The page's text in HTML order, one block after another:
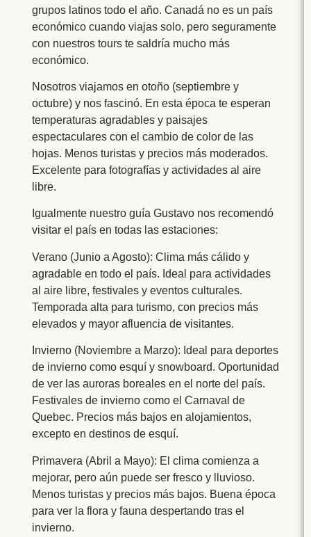
grupos latinos todo el año. Canadá no es un país
económico cuando viajas solo, pero seguramente
con nuestros tours te saldría mucho más
económico.
Nosotros viajamos en otoño (septiembre y
octubre) y nos fascinó. En esta época te esperan
temperaturas agradables y paisajes
espectaculares con el cambio de color de las
hojas. Menos turistas y precios más moderados.
Excelente para fotografías y actividades al aire
libre.
Igualmente nuestro guía Gustavo nos recomendó
visitar el país en todas las estaciones:
Verano (Junio a Agosto): Clima más cálido y
agradable en todo el país. Ideal para actividades
al aire libre, festivales y eventos culturales.
Temporada alta para turismo, con precios más
elevados y mayor afluencia de visitantes.
Invierno (Noviembre a Marzo): Ideal para deportes
de invierno como esquí y snowboard. Oportunidad
de ver las auroras boreales en el norte del país.
Festivales de invierno como el Carnaval de
Quebec. Precios más bajos en alojamientos,
excepto en destinos de esquí.
Primavera (Abril a Mayo): El clima comienza a
mejorar, pero aún puede ser fresco y lluvioso.
Menos turistas y precios más bajos. Buena época
para ver la flora y fauna despertando tras el
invierno.